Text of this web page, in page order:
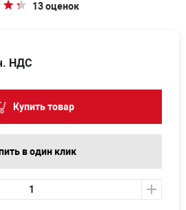
13 оценок
НДС
Купить товар
в один клик